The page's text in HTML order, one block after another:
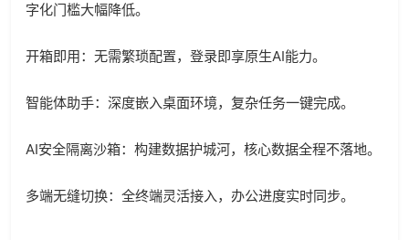
字化门槛大幅降低。
开箱即用：无需繁琐配置，登录即享原生AI能力。
智能体助手：深度嵌入桌面环境，复杂任务一键完成。
AI安全隔离沙箱：构建数据护城河，核心数据全程不落地。
多端无缝切换：全终端灵活接入，办公进度实时同步。